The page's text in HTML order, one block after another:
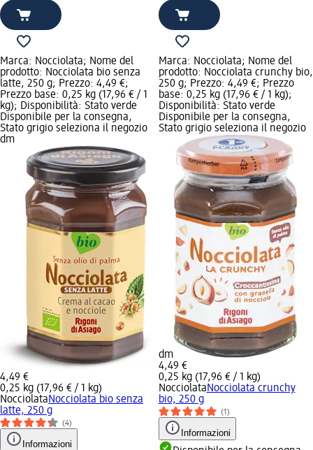
Marca: Nocciolata; Nome del
prodotto: Nocciolata bio senza
latte, 250 g; Prezzo: 4,49 €;
Prezzo base: 0,25 kg (17,96 € / 1
kg); Disponibilità: Stato verde
Disponibile per la consegna,
Stato grigio seleziona il negozio
dm
4,49 €
0,25 kg (17,96 € / 1 kg)
NocciolataNocciolata bio senza
latte, 250 g
(4)
Informazioni
Marca: Nocciolata; Nome del
prodotto: Nocciolata crunchy bio,
250 g; Prezzo: 4,49 €; Prezzo
base: 0,25 kg (17,96 € / 1 kg);
Disponibilità: Stato verde
Disponibile per la consegna,
Stato grigio seleziona il negozio
dm
4,49 €
0,25 kg (17,96 € / 1 kg)
NocciolataNocciolata crunchy
bio, 250 g
(1)
Informazioni